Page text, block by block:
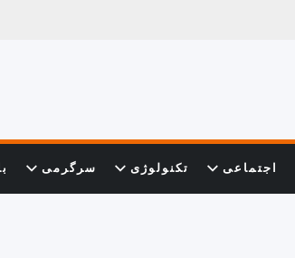
اجتماعی تکنولوژی سرگرمی